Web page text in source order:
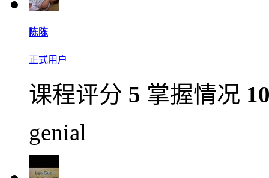
陈陈
正式用户
课程评分 5 掌握情况
genial